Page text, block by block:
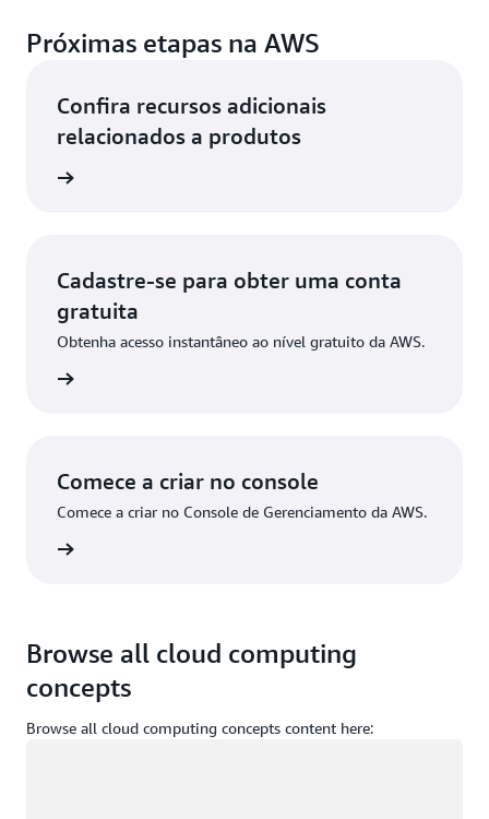
Próximas etapas na AWS
Confira recursos adicionais
relacionados a produtos
Cadastre-se para obter uma conta
gratuita
Obtenha acesso instantâneo ao nível gratuito da AWS.
Comece a criar no console
Comece a criar no Console de Gerenciamento da AWS.
Browse all cloud computing
concepts
Browse all cloud computing concepts content here: